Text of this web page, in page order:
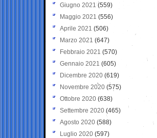
Giugno 2021(559)
Maggio 2021 (556)
Aprile 2021 (506)
Marzo 2021 (647)
Febbraio 2021 (570)
Gennaio 2021 (605)
Dicembre 2020 (619)
Novembre 2020 (575)
Ottobre 2020 (638)
Settembre 2020(465)
Agosto 2020 (588)
Luglio 2020 (597)